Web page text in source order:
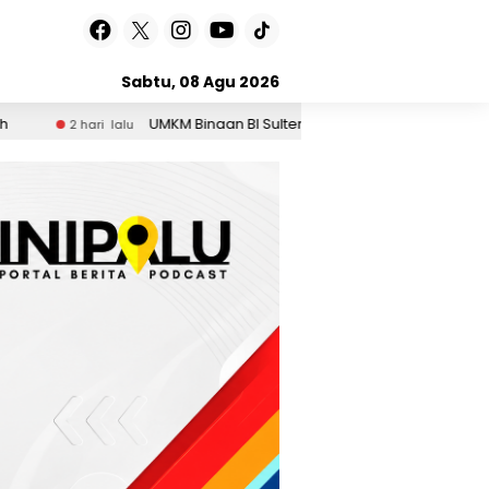
Sabtu, 08 Agu 2026
UMKM Binaan BI Sulteng Asal Togean Tembus Pasar Internasional